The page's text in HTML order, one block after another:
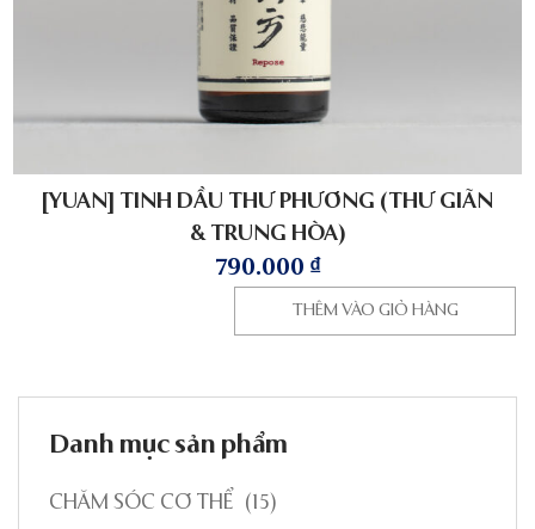
[YUAN] TINH DẦU THƯ PHƯƠNG (THƯ GIÃN
& TRUNG HÒA)
790.000 ₫
THÊM VÀO GIỎ HÀNG
Danh mục sản phẩm
CHĂM SÓC CƠ THỂ (15)